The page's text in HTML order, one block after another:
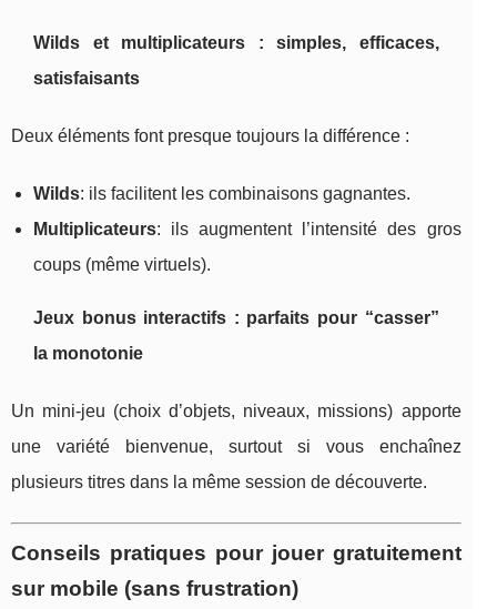
Wilds et multiplicateurs : simples, efficaces,
satisfaisants
Deux éléments font presque toujours la différence :
Wilds: ils facilitent les combinaisons gagnantes.
Multiplicateurs: ils augmentent l’intensité des gros
coups (même virtuels).
Jeux bonus interactifs : parfaits pour “casser”
la monotonie
Un mini-jeu (choix d’objets, niveaux, missions) apporte
une variété bienvenue, surtout si vous enchaînez
plusieurs titres dans la même session de découverte.
Conseils pratiques pour jouer gratuitement
sur mobile (sans frustration)